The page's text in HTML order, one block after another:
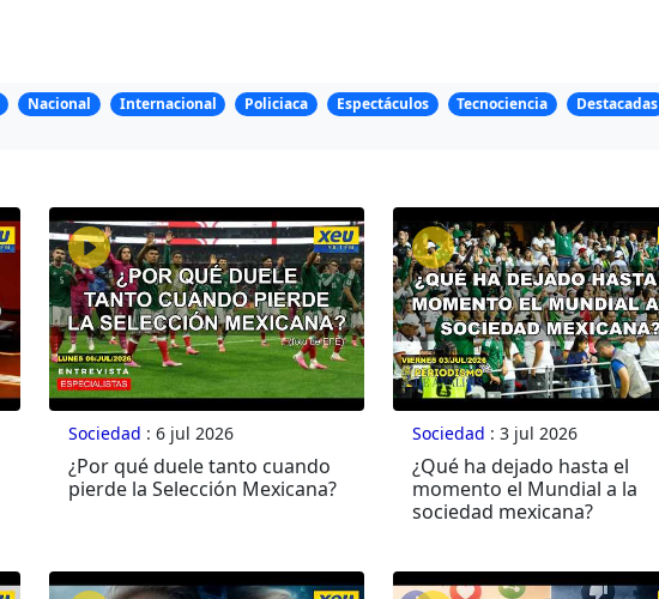
Nacional Internacional Policiaca Espectáculos Tecnociencia Destacadas
Sociedad : 6 jul 2026
¿Por qué duele tanto cuando
pierde la Selección Mexicana?
Sociedad : 3 jul 2026
¿Qué ha dejado hasta el
momento el Mundial a la
sociedad mexicana?